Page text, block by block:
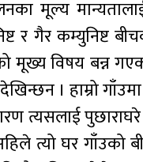
मूल्य
र गैर कम्युनिष्ट
मूख्य विषय बन्न
। हाम्रो
त्यसलाई
त्यो घर गाँउको